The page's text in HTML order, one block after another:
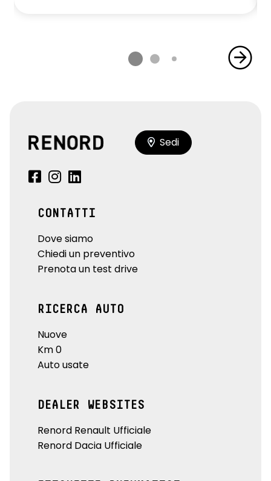
Sedi
CONTATTI
Dove siamo
Chiedi un preventivo
Prenota un test drive
RICERCA AUTO
Nuove
Km 0
Auto usate
DEALER WEBSITES
Renord Renault Ufficiale
Renord Dacia Ufficiale